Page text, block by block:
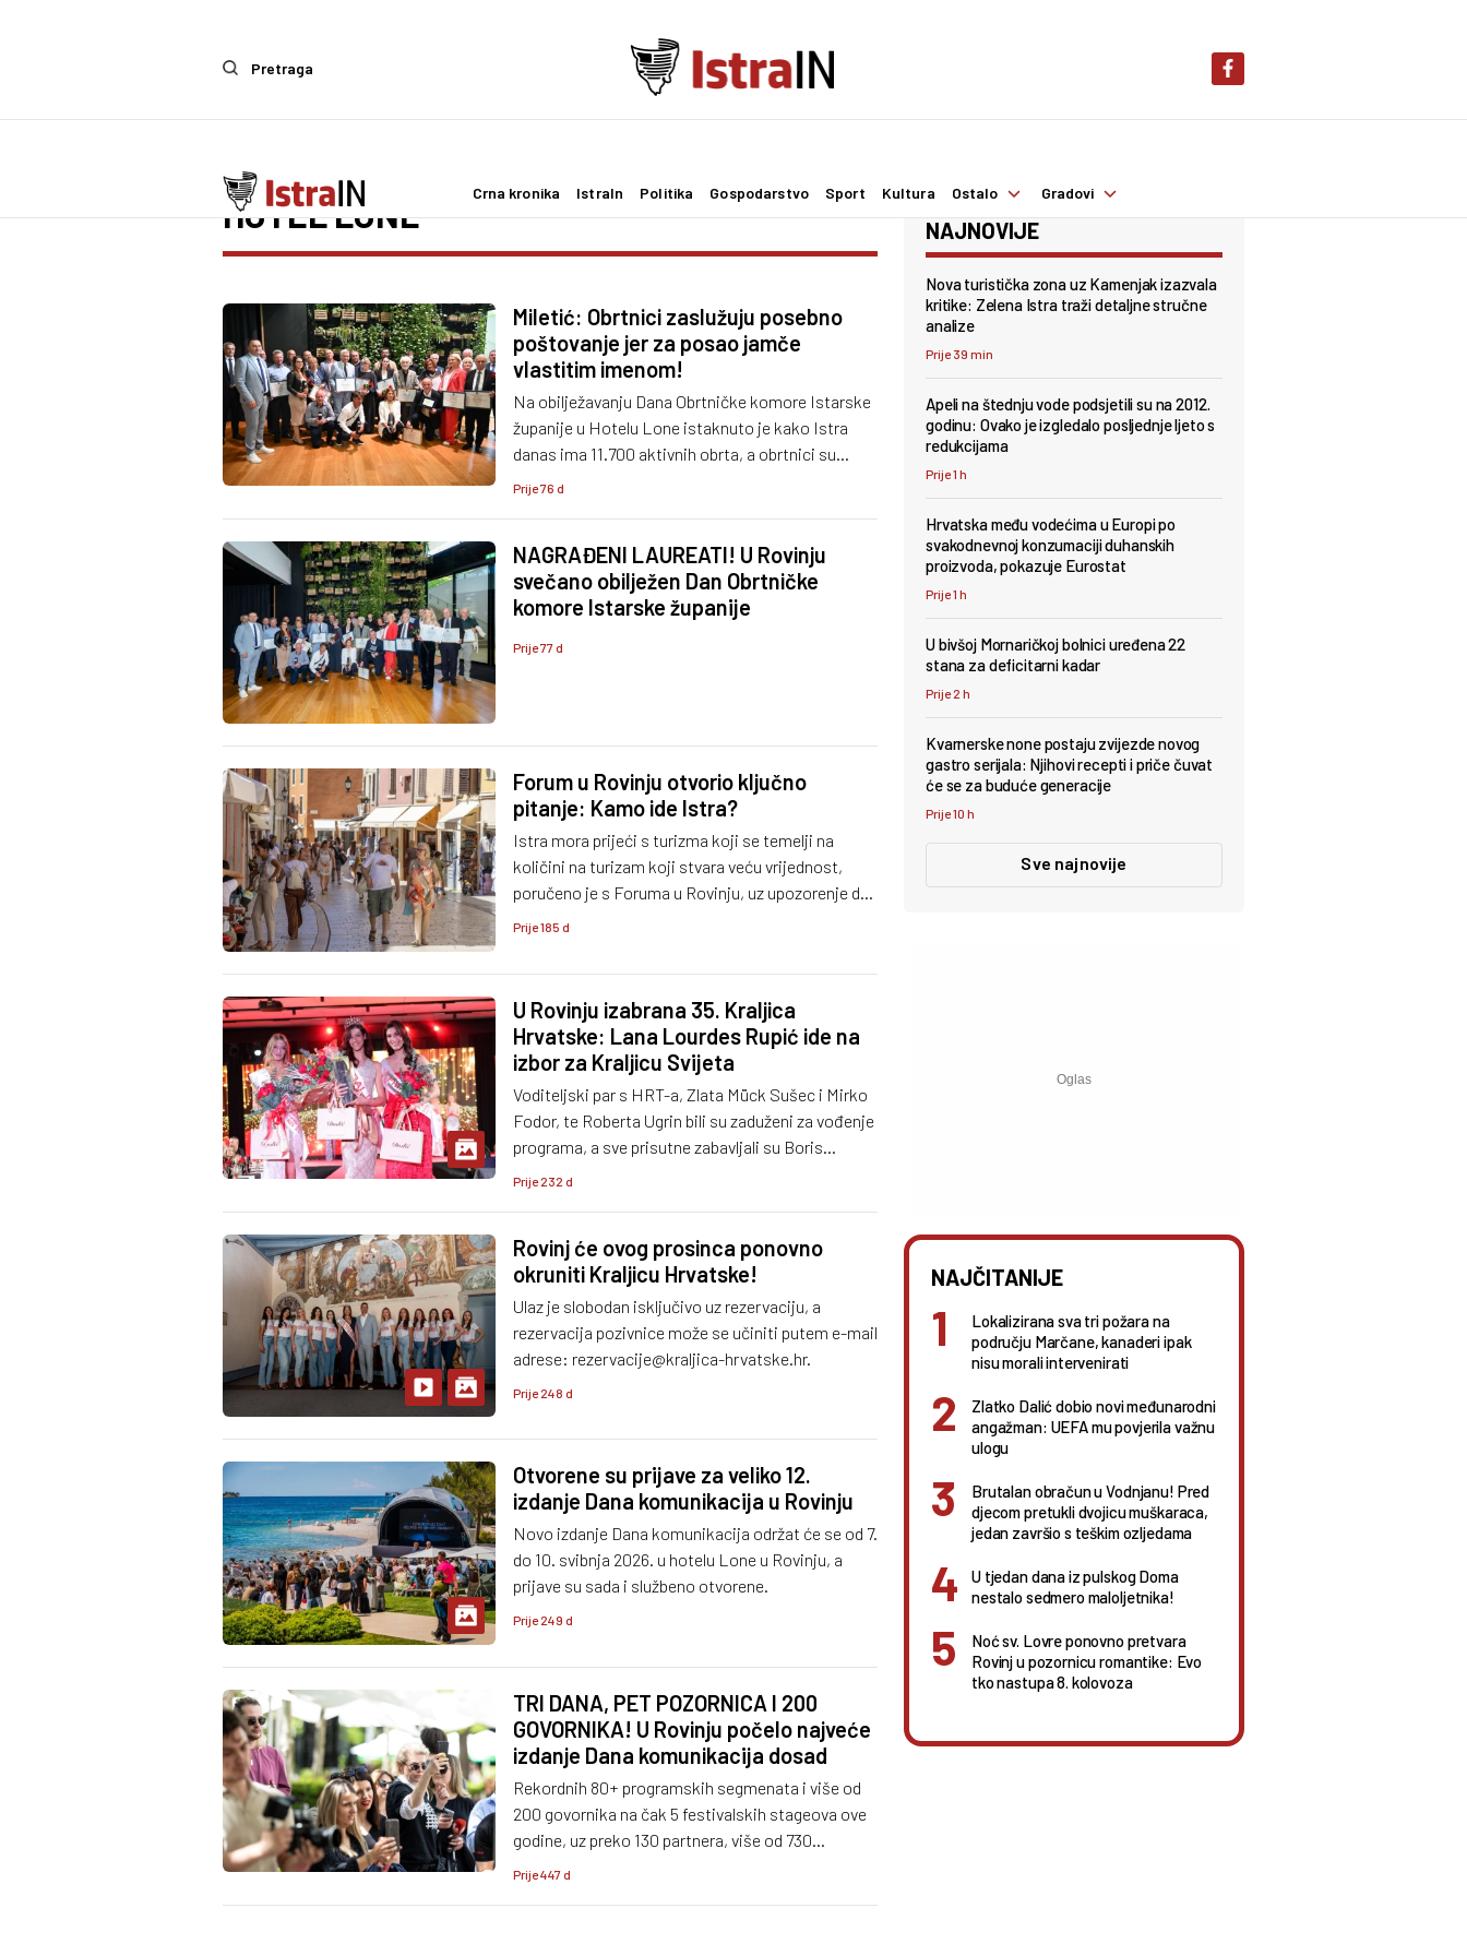
Pretraga
Crna kronika IstraIn Politika Gospodarstvo Sport Kultura Ostalo Gradovi
HOTEL LONE
Miletić: Obrtnici zaslužuju posebno
poštovanje jer za posao jamče
vlastitim imenom!
Na obilježavanju Dana Obrtničke komore Istarske
županije u Hotelu Lone istaknuto je kako Istra
danas ima 11.700 aktivnih obrta, a obrtnici su
označeni jednim od ključnih pokretača regionalnog
Prije 76 d
NAGRAĐENI LAUREATI! U Rovinju
svečano obilježen Dan Obrtničke
komore Istarske županije
Prije 77 d
Forum u Rovinju otvorio ključno
pitanje: Kamo ide Istra?
Istra mora prijeći s turizma koji se temelji na
količini na turizam koji stvara veću vrijednost,
poručeno je s Foruma u Rovinju, uz upozorenje da
je sada ključni trenutak za održivi zaokret.
Prije 185 d
U Rovinju izabrana 35. Kraljica
Hrvatske: Lana Lourdes Rupić ide na
izbor za Kraljicu Svijeta
Voditeljski par s HRT-a, Zlata Mück Sušec i Mirko
Fodor, te Roberta Ugrin bili su zaduženi za vođenje
programa, a sve prisutne zabavljali su Boris
Novković i Lea Mijatović koji su svojim brojnim
Prije 232 d
Rovinj će ovog prosinca ponovno
okruniti Kraljicu Hrvatske!
Ulaz je slobodan isključivo uz rezervaciju, a
rezervacija pozivnice može se učiniti putem e-mail
adrese: rezervacije@kraljica-hrvatske.hr.
Prije 248 d
Otvorene su prijave za veliko 12.
izdanje Dana komunikacija u Rovinju
Novo izdanje Dana komunikacija održat će se od 7.
do 10. svibnja 2026. u hotelu Lone u Rovinju, a
prijave su sada i službeno otvorene.
Prije 249 d
TRI DANA, PET POZORNICA I 200
GOVORNIKA! U Rovinju počelo najveće
izdanje Dana komunikacija dosad
Rekordnih 80+ programskih segmenata i više od
200 govornika na čak 5 festivalskih stageova ove
godine, uz preko 130 partnera, više od 730
projekata prijavljenih na natjecanja, 3 dana, 3 noći
Prije 447 d
NAJNOVIJE
Nova turistička zona uz Kamenjak izazvala
kritike: Zelena Istra traži detaljne stručne
analize
Prije 39 min
Apeli na štednju vode podsjetili su na 2012.
godinu: Ovako je izgledalo posljednje ljeto s
redukcijama
Prije 1 h
Hrvatska među vodećima u Europi po
svakodnevnoj konzumaciji duhanskih
proizvoda, pokazuje Eurostat
Prije 1 h
U bivšoj Mornaričkoj bolnici uređena 22
stana za deficitarni kadar
Prije 2 h
Kvarnerske none postaju zvijezde novog
gastro serijala: Njihovi recepti i priče čuvat
će se za buduće generacije
Prije 10 h
Sve najnovije
NAJČITANIJE
Lokalizirana sva tri požara na
području Marčane, kanaderi ipak
nisu morali intervenirati
Zlatko Dalić dobio novi međunarodni
angažman: UEFA mu povjerila važnu
ulogu
Brutalan obračun u Vodnjanu! Pred
djecom pretukli dvojicu muškaraca,
jedan završio s teškim ozljedama
U tjedan dana iz pulskog Doma
nestalo sedmero maloljetnika!
Noć sv. Lovre ponovno pretvara
Rovinj u pozornicu romantike: Evo
tko nastupa 8. kolovoza